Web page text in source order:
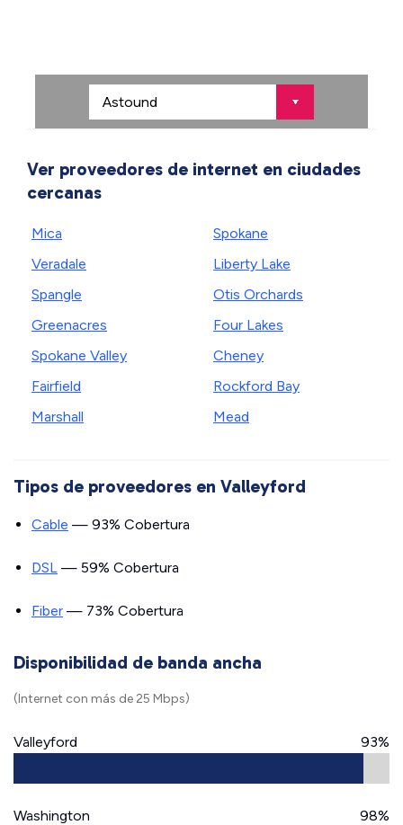
Ver proveedores de internet en ciudades
cercanas
Mica
Veradale
Spangle
Greenacres
Spokane Valley
Fairfield
Marshall
Spokane
Liberty Lake
Otis Orchards
Four Lakes
Cheney
Rockford Bay
Mead
Tipos de proveedores en Valleyford
Cable — 93% Cobertura
DSL — 59% Cobertura
Fiber — 73% Cobertura
Disponibilidad de banda ancha
(Internet con más de 25 Mbps)
Valleyford 93%
Washington 98%